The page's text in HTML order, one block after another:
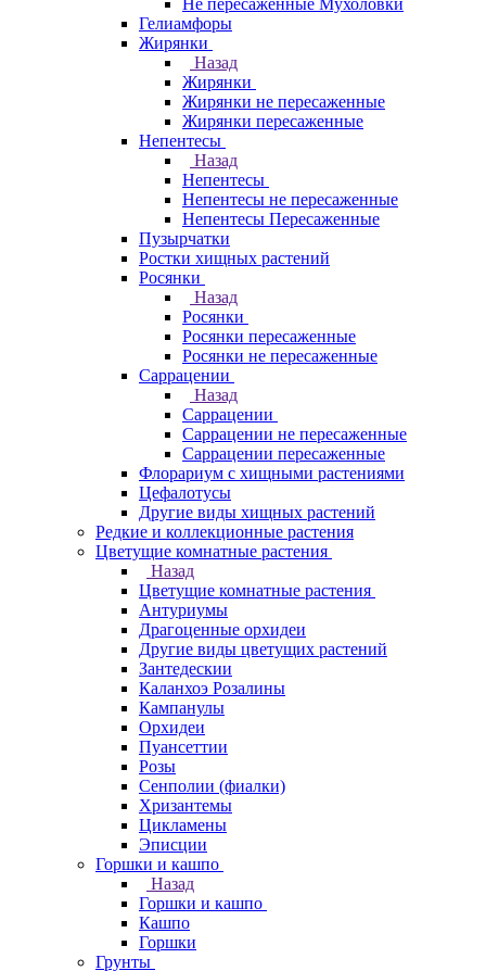
Не пересаженные Мухоловки
Гелиамфоры
Жирянки
Назад
Жирянки
Жирянки не пересаженные
Жирянки пересаженные
Непентесы
Назад
Непентесы
Непентесы не пересаженные
Непентесы Пересаженные
Пузырчатки
Ростки хищных растений
Росянки
Назад
Росянки
Росянки пересаженные
Росянки не пересаженные
Саррацении
Назад
Саррацении
Саррацении не пересаженные
Саррацении пересаженные
Флорариум с хищными растениями
Цефалотусы
Другие виды хищных растений
Редкие и коллекционные растения
Цветущие комнатные растения
Назад
Цветущие комнатные растения
Антуриумы
Драгоценные орхидеи
Другие виды цветущих растений
Зантедескии
Каланхоэ Розалины
Кампанулы
Орхидеи
Пуансеттии
Розы
Сенполии (фиалки)
Хризантемы
Цикламены
Эписции
Горшки и кашпо
Назад
Горшки и кашпо
Кашпо
Горшки
Грунты